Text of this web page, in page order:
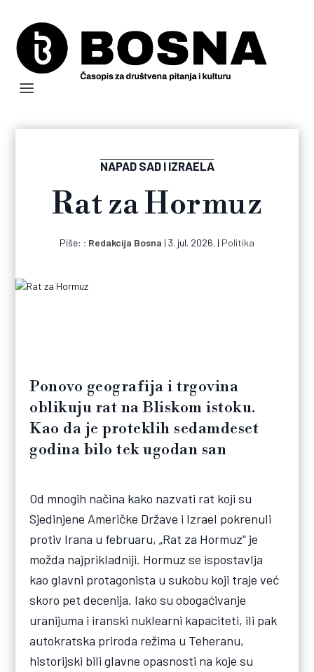
NAPAD SAD I IZRAELA
Rat za Hormuz
Piše: Redakcija Bosna | 3. jul. 2026. | Politika
Ponovo geografija i trgovina
oblikuju rat na Bliskom istoku.
Kao da je proteklih sedamdeset
godina bilo tek ugodan san
Od mnogih načina kako nazvati rat koji su
Sjedinjene Američke Države i Izrael pokrenuli
protiv Irana u februaru, „Rat za Hormuz“ je
možda najprikladniji. Hormuz se ispostavlja
kao glavni protagonista u sukobu koji traje već
skoro pet decenija. Iako su obogaćivanje
uranijuma i iranski nuklearni kapaciteti, ili pak
autokratska priroda režima u Teheranu,
historijski bili glavne opasnosti na koje su